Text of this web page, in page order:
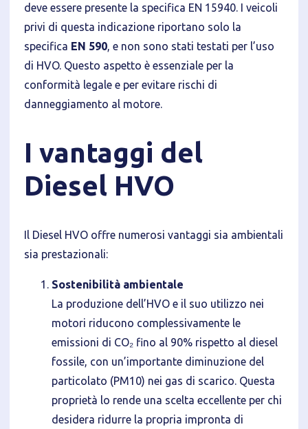
deve essere presente la specifica EN 15940. I veicoli
privi di questa indicazione riportano solo la
specifica EN 590, e non sono stati testati per l’uso
di HVO. Questo aspetto è essenziale per la
conformità legale e per evitare rischi di
danneggiamento al motore.
I vantaggi del
Diesel HVO
Il Diesel HVO offre numerosi vantaggi sia ambientali
sia prestazionali:
Sostenibilità ambientale
La produzione dell’HVO e il suo utilizzo nei
motori riducono complessivamente le
emissioni di CO₂ fino al 90% rispetto al diesel
fossile, con un’importante diminuzione del
particolato (PM10) nei gas di scarico. Questa
proprietà lo rende una scelta eccellente per chi
desidera ridurre la propria impronta di